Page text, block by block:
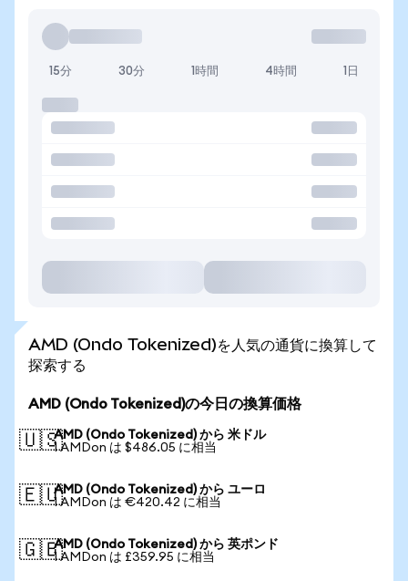
15分 30分 1時間 4時間 1日
AMD (Ondo Tokenized)を人気の通貨に換算して
探索する
AMD (Ondo Tokenized)の今日の換算価格
🇺🇸AMD (Ondo Tokenized) から 米ドル
1 AMDon は $486.05 に相当
🇪🇺AMD (Ondo Tokenized) から ユーロ
1 AMDon は €420.42 に相当
🇬🇧AMD (Ondo Tokenized) から 英ポンド
1 AMDon は £359.95 に相当